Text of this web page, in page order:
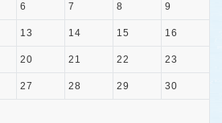
6 7 8 9
13 14 15 16
20 21 22 23
27 28 29 30